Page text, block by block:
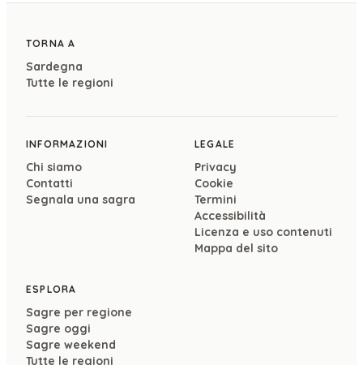
TORNA A
Sardegna
Tutte le regioni
INFORMAZIONI
Chi siamo
Contatti
Segnala una sagra
LEGALE
Privacy
Cookie
Termini
Accessibilità
Licenza e uso contenuti
Mappa del sito
ESPLORA
Sagre per regione
Sagre oggi
Sagre weekend
Tutte le regioni